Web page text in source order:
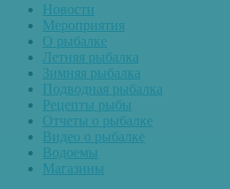
Новости
Мероприятия
О рыбалке
Летняя рыбалка
Зимняя рыбалка
Подводная рыбалка
Рецепты рыбы
Отчеты о рыбалке
Видео о рыбалке
Водоемы
Магазины